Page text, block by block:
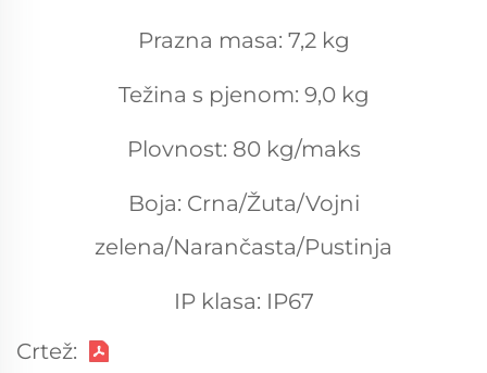
Prazna masa: 7,2 kg
Težina s pjenom: 9,0 kg
Plovnost: 80 kg/maks
Boja: Crna/Žuta/Vojni
zelena/Narančasta/Pustinja
IP klasa: IP67
Crtež: